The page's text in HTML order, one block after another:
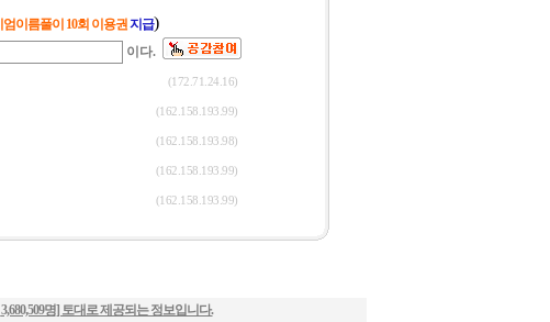
3,680,509명] 토대로 제공되는 정보입니다.